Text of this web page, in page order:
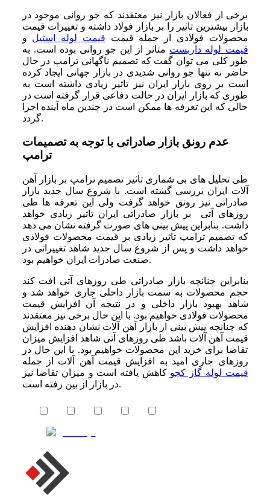
برخی از فعالان بازار نیز معتقدند که جو روانی موجود در
بازار بیشترین تاثیر را بر بازار فولاد داشته و تغییرات قیمت
محصولات فولادی از جمله قیمت قیمت لوله استیل و
قیمت لوله داربست متاثر از این جو روانی بوده است. به
طور کلی می توان گفت که تصمیم ناگهانی ترامپ در حال
حاضر نه تنها جو روانی شدیدی در بازار جهانی ایجاد کرده
است بر روی بازار ایران نیز تاثیر زیادی داشته است به
طوری که بازار ایران در حالت دفاعی قرار گرفته است در
حالی که این تعرفه ها ممکن است در چندین ماه آینده اجرا
گردد.
عدم رونق بازار صادراتی با توجه به تصمیمات
ترامپ
طی تحلیل های بی شماری تاثیر تصمیم ترامپ بر بازار آهن
آلات ایران بررسی گشته است. با شروع سال جدید بازار
صادراتی نیز رونق خواهد گرفت ولی این تعرفه ها طی
روزهای آتی بر بازار صادراتی ایران تاثیر زیادی خواهد
داشت. بنابراین پیش بینی های صورت گرفته نشان می دهد
که تصمیم ترامپ تاثیر زیادی بر قیمت محصولات فولادی
خواهد داشت و پس از شروع سال جدید شاهد تغییراتی در
صنعت صادرات ایران خواهیم بود.
بنابراین چنانچه بازار صادراتی طی روزهای آتی افت کند
حجم محصولات به سمت بازار داخلی جاری خواهد شد و
شاهد بهبود بازار داخلی و در نتیجه آن افزایش قیمت
محصولات فولادی خواهیم بود. با این حال برخی نیز معتقدند
که چنانچه پیش بینی از بازار آهن آلات نشان دهنده افزایش
قیمت آهن آلات باشد طی روزهای آتی شاهد افزایش میزان
تقاضا برای خرید این محصولات خواهیم بود. با این حال در
روزهای جاری امید به افزایش قیمت آهن آلات از جمله
قیمت لوله گاز کچو کاهش یافته است و میزان تقاضا نیز
در بازار از بین رفته است.